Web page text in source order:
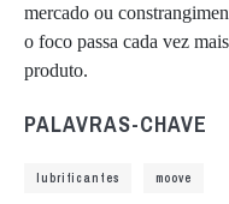
mercado ou
o foco passa cada vez
produto.
PALAVRAS-CHAVE
lubrificantes moove